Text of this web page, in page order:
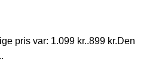
pris var: 1.099 kr..899 kr.Den